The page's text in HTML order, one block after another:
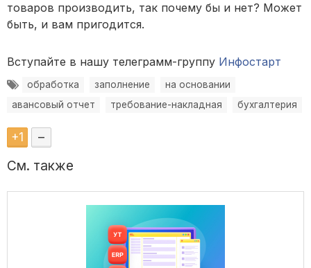
товаров производить, так почему бы и нет? Может
быть, и вам пригодится.
Вступайте в нашу телеграмм-группу Инфостарт
обработка заполнение
на основании
авансовый отчет
требование-накладная бухгалтерия
+1 –
См. также